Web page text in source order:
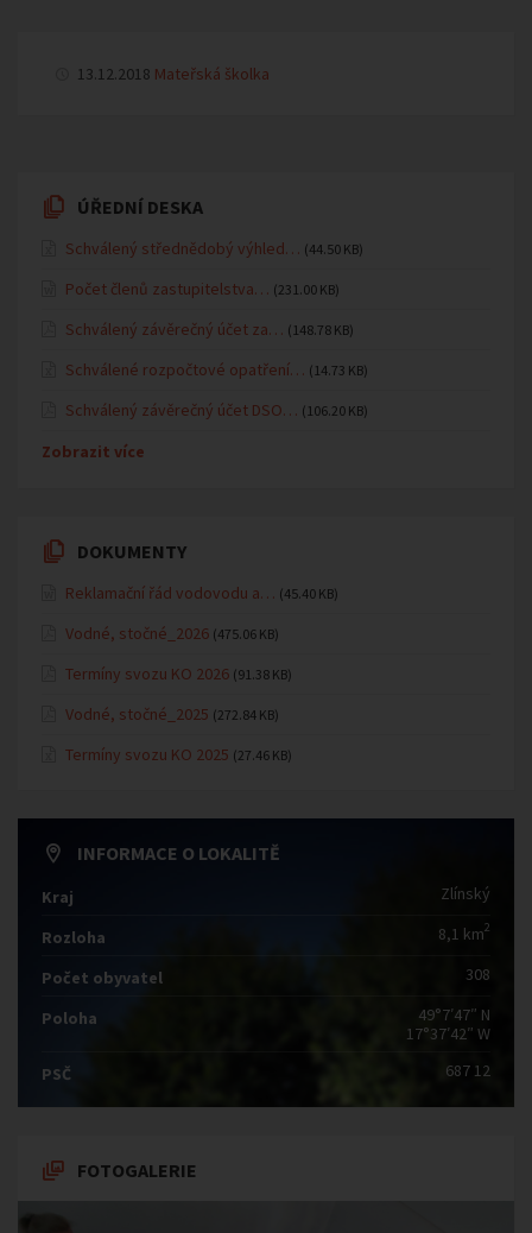
13.12.2018 Mateřská školka
ÚŘEDNÍ DESKA
Schválený střednědobý výhled… (44.50 KB)
Počet členů zastupitelstva… (231.00 KB)
Schválený závěrečný účet za… (148.78 KB)
Schválené rozpočtové opatření… (14.73 KB)
Schválený závěrečný účet DSO… (106.20 KB)
Zobrazit více
DOKUMENTY
Reklamační řád vodovodu a… (45.40 KB)
Vodné, stočné_2026 (475.06 KB)
Termíny svozu KO 2026 (91.38 KB)
Vodné, stočné_2025 (272.84 KB)
Termíny svozu KO 2025 (27.46 KB)
INFORMACE O LOKALITĚ
Kraj Zlínský
Rozloha 8,1 km2
Počet obyvatel 308
Poloha
49°7′47″ N
17°37′42″ W
PSČ
687 12
FOTOGALERIE